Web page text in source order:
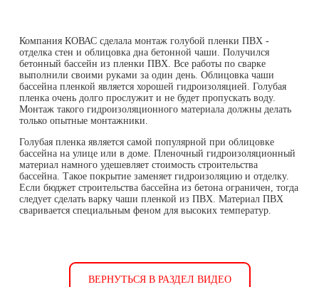
Компания КОВАС сделала монтаж голубой пленки ПВХ -
отделка стен и облицовка дна бетонной чаши. Получился
бетонный бассейн из пленки ПВХ. Все работы по сварке
выполнили своими руками за один день. Облицовка чаши
бассейна пленкой является хорошей гидроизоляцией. Голубая
пленка очень долго прослужит и не будет пропускать воду.
Монтаж такого гидроизоляционного материала должны делать
только опытные монтажники.
Голубая пленка является самой популярной при облицовке
бассейна на улице или в доме. Пленочный гидроизоляционный
материал намного удешевляет стоимость строительства
бассейна. Такое покрытие заменяет гидроизоляцию и отделку.
Если бюджет строительства бассейна из бетона ограничен, тогда
следует сделать варку чаши пленкой из ПВХ. Материал ПВХ
сваривается специальным феном для высоких температур.
ВЕРНУТЬСЯ В РАЗДЕЛ ВИДЕО